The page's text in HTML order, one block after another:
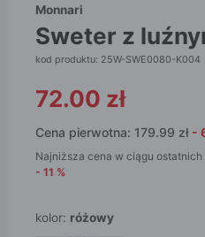
Monnari
sweter z
kod produktu: 25W-SWE0080-K004
72.00 zł
Cena pierwotna: 179.99 zł -
Najniższa cena w ciągu
- 11 %
kolor: różowy